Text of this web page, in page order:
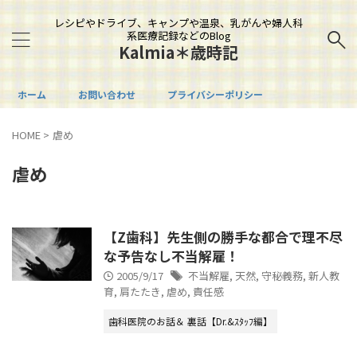
レシピやドライブ、キャンプや温泉、乳がんや婦人科
系医療記録などのBlog
Kalmia＊歳時記
ホーム お問い合わせ プライバシーポリシー
HOME > 虐め
虐め
【Z歯科】先生側の勝手な都合で理不尽
な予告なし不当解雇！
2005/9/17 不当解雇, 天然, 守秘義務, 新人教
育, 肩たたき, 虐め, 責任感
歯科医院のお話＆ 裏話【Dr.&ｽﾀｯﾌ編】